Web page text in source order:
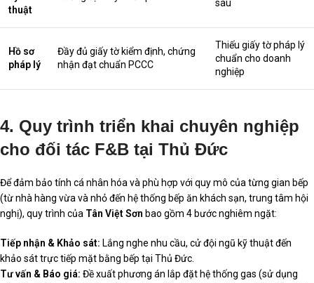
thuật
sâu
Hồ sơ
pháp lý
Đầy đủ giấy tờ kiểm định, chứng
nhận đạt chuẩn PCCC
Thiếu giấy tờ pháp lý
chuẩn cho doanh
nghiệp
4. Quy trình triển khai chuyên nghiệp
cho đối tác F&B tại Thủ Đức
Để đảm bảo tính cá nhân hóa và phù hợp với quy mô của từng gian bếp
(từ nhà hàng vừa và nhỏ đến hệ thống bếp ăn khách sạn, trung tâm hội
nghị), quy trình của Tân Việt Sơn bao gồm 4 bước nghiêm ngặt:
Tiếp nhận & Khảo sát: Lắng nghe nhu cầu, cử đội ngũ kỹ thuật đến
khảo sát trực tiếp mặt bằng bếp tại Thủ Đức.
Tư vấn & Báo giá: Đề xuất phương án lắp đặt hệ thống gas (sử dụng